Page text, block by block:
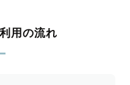
用の流れ